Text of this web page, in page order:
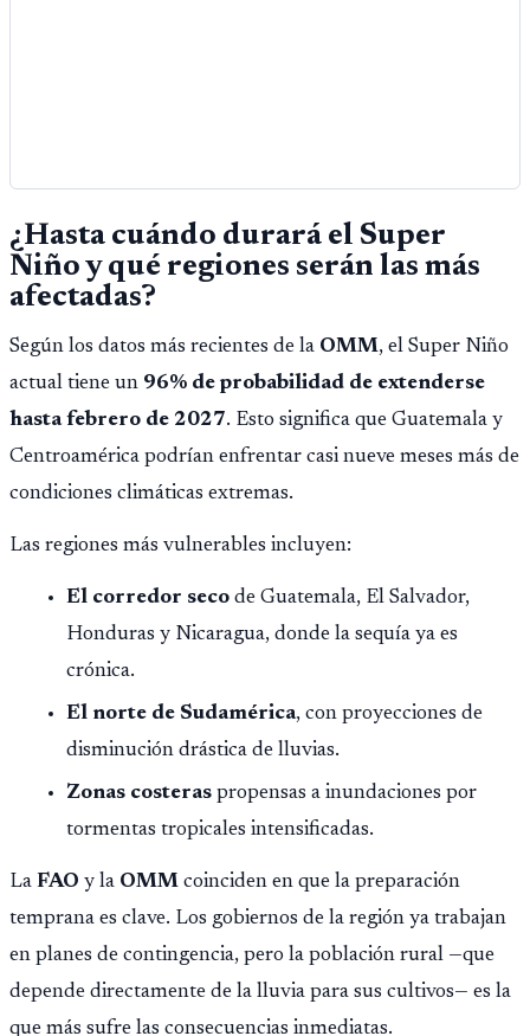
¿Hasta cuándo durará el Super
Niño y qué regiones serán las más
afectadas?
Según los datos más recientes de la OMM, el Super Niño
actual tiene un 96% de probabilidad de extenderse
hasta febrero de 2027. Esto significa que Guatemala y
Centroamérica podrían enfrentar casi nueve meses más de
condiciones climáticas extremas.
Las regiones más vulnerables incluyen:
El corredor seco de Guatemala, El Salvador,
Honduras y Nicaragua, donde la sequía ya es
crónica.
El norte de Sudamérica, con proyecciones de
disminución drástica de lluvias.
Zonas costeras propensas a inundaciones por
tormentas tropicales intensificadas.
La FAO y la OMM coinciden en que la preparación
temprana es clave. Los gobiernos de la región ya trabajan
en planes de contingencia, pero la población rural —que
depende directamente de la lluvia para sus cultivos— es la
que más sufre las consecuencias inmediatas.